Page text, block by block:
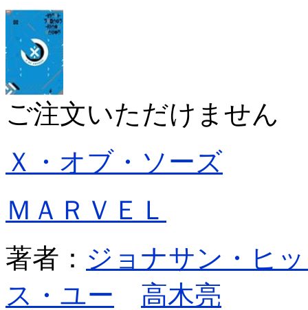
ご注文いただけません
Ｘ・オブ・ソーズ
ＭＡＲＶＥＬ
著者： ジョナサン・ヒ
ス・ユー
高木亮